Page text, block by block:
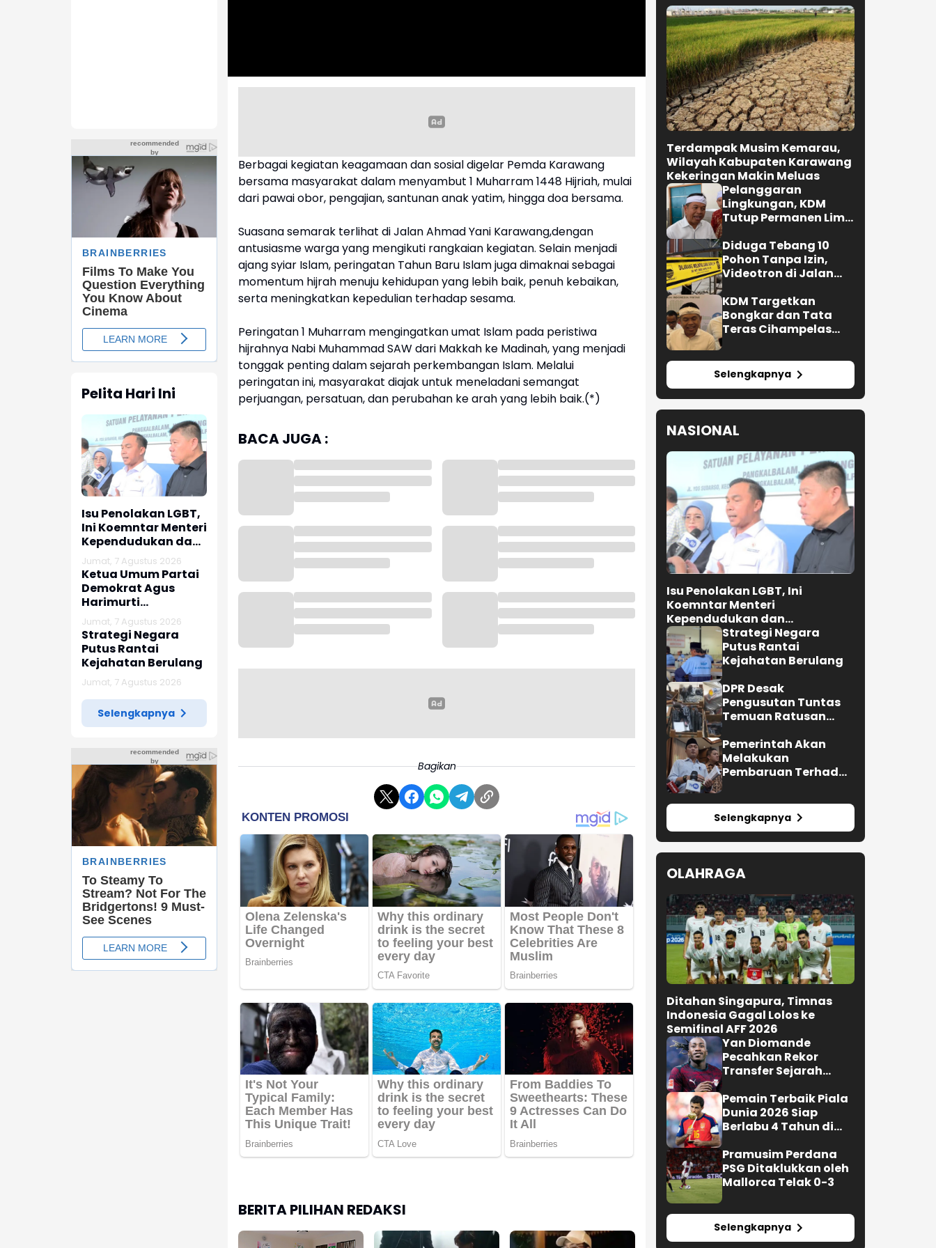
Pelita Hari Ini
Isu Penolakan LGBT,
Ini Koemntar Menteri
Kependudukan dan
Pembangunan
Keluarga
Jumat, 7 Agustus 2026
Ketua Umum Partai
Demokrat Agus
Harimurti
Yudhoyono (AHY)
Jumat, 7 Agustus 2026
Strategi Negara
Putus Rantai
Kejahatan Berulang
Jumat, 7 Agustus 2026
Selengkapnya
Berbagai kegiatan keagamaan dan sosial digelar Pemda Karawang
bersama masyarakat dalam menyambut 1 Muharram 1448 Hijriah, mulai
dari pawai obor, pengajian, santunan anak yatim, hingga doa bersama.
‎Suasana semarak terlihat di Jalan Ahmad Yani Karawang,dengan
antusiasme warga yang mengikuti rangkaian kegiatan. Selain menjadi
ajang syiar Islam, peringatan Tahun Baru Islam juga dimaknai sebagai
momentum hijrah menuju kehidupan yang lebih baik, penuh kebaikan,
serta meningkatkan kepedulian terhadap sesama.
‎Peringatan 1 Muharram mengingatkan umat Islam pada peristiwa
hijrahnya Nabi Muhammad SAW dari Makkah ke Madinah, yang menjadi
tonggak penting dalam sejarah perkembangan Islam. Melalui
peringatan ini, masyarakat diajak untuk meneladani semangat
perjuangan, persatuan, dan perubahan ke arah yang lebih baik.(*)
BACA JUGA :
Bagikan
BERITA PILIHAN REDAKSI
Terdampak Musim Kemarau,
Wilayah Kabupaten Karawang
Kekeringan Makin Meluas
Pelanggaran
Lingkungan, KDM
Tutup Permanen Lima
di Cipatat
Diduga Tebang 10
Pohon Tanpa Izin,
Videotron di Jalan
Bandung Disegel
KDM Targetkan
Bongkar dan Tata
Teras Cihampelas
Selengkapnya
NASIONAL
Isu Penolakan LGBT, Ini
Koemntar Menteri
Kependudukan dan
Pembangunan Keluarga
Strategi Negara
Putus Rantai
Kejahatan Berulang
DPR Desak
Pengusutan Tuntas
Temuan Ratusan
Pemerintah Akan
Melakukan
Pembaruan Terhadap
Selengkapnya
OLAHRAGA
Ditahan Singapura, Timnas
Indonesia Gagal Lolos ke
Semifinal AFF 2026
Yan Diomande
Pecahkan Rekor
Transfer Sejarah
Pemain Terbaik Piala
Dunia 2026 Siap
Berlabu 4 Tahun di
Pramusim Perdana
PSG Ditaklukkan oleh
Mallorca Telak 0-3
Selengkapnya